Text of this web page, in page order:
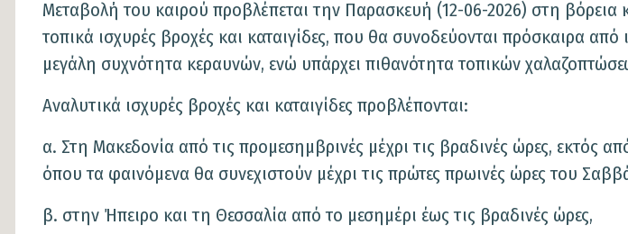
Μεταβολή του καιρού προβλέπεται την Παρασκευή (12-06-2026) στη βόρεια
τοπικά ισχυρές βροχές και καταιγίδες, που θα συνοδεύονται πρόσκαιρα
μεγάλη συχνότητα κεραυνών, ενώ υπάρχει πιθανότητα τοπικών
Αναλυτικά ισχυρές βροχές και καταιγίδες προβλέπονται:
α. Στη Μακεδονία από τις προμεσημβρινές μέχρι τις βραδινές ώρες, εκτός
όπου τα φαινόμενα θα συνεχιστούν μέχρι τις πρώτες πρωινές ώρες του
β. στην Ήπειρο και τη Θεσσαλία από το μεσημέρι έως τις βραδινές ώρες,